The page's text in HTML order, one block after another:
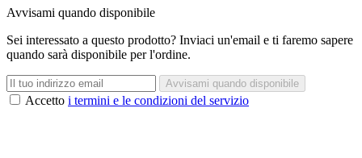
Avvisami quando disponibile
Sei interessato a questo prodotto? Inviaci un'email e ti faremo sapere
quando sarà disponibile per l'ordine.
Avvisami quando disponibile
Accetto i termini e le condizioni del servizio